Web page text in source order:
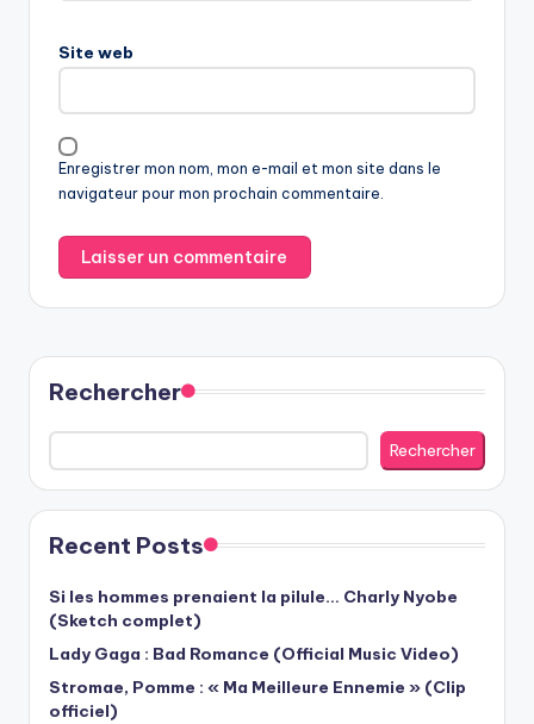
Site web
Enregistrer mon nom, mon e-mail et mon site dans le
navigateur pour mon prochain commentaire.
Rechercher
Rechercher
Recent Posts
Si les hommes prenaient la pilule… Charly Nyobe
(Sketch complet)
Lady Gaga : Bad Romance (Official Music Video)
Stromae, Pomme : « Ma Meilleure Ennemie » (Clip
officiel)